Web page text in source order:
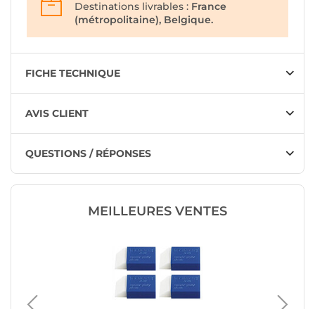
Destinations livrables : France
(métropolitaine), Belgique.
FICHE TECHNIQUE
AVIS CLIENT
QUESTIONS / RÉPONSES
MEILLEURES VENTES